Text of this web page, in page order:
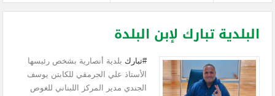
البلدية تبارك لإبن البلدة
#تبارك بلدية أنصارية بشخص رئيسها
الأستاذ علي الجرمقي للكابتن يوسف
الجندي مدير المركز اللبناني للغوص